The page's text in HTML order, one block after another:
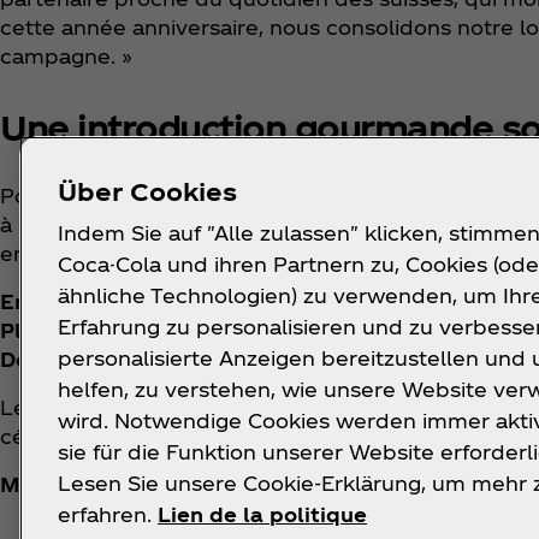
cette année anniversaire, nous consolidons notre
campagne. »
Une introduction gourmande
Pour inaugurer ce partenariat, Coca‑Cola Suisse
à un dîner exclusif. Noah Bachofen a cuisiné lui-
emblématiques de différents cantons.
Entrée :Glaris rencontre Berne – tarte à l'oignon
Plat principal : Grisons rencontre Vaud – capuns
Dessert :Une douceur argovienne – nouvelle
Le menu reflétait non seulement l'approche
célébrer la diversité, les racines helvétiques et le
Matériel visuel et vidéo haute résolution :
Über Cookies
Indem Sie auf "Alle zulassen" klicken,
Coca-Cola und ihren Partnern zu, Cookies
ähnliche Technologien) zu verwenden, um
Erfahrung zu personalisieren und zu
personalisierte Anzeigen bereitzustellen und
helfen, zu verstehen, wie unsere Website
wird. Notwendige Cookies werden immer
sie für die Funktion unserer Website
Lesen Sie unsere Cookie-Erklärung, um mehr
erfahren. Lien de la politique